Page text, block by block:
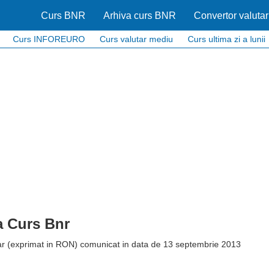
Curs BNR Arhiva curs BNR Convertor valutar
Curs INFOREURO Curs valutar mediu Curs ultima zi a lunii
Curs Bnr
(exprimat in RON) comunicat in data de 13 septembrie 2013